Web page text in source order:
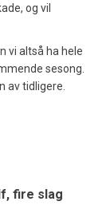
og vil
vi altså ha hele
sesong.
av tidligere.
fire slag